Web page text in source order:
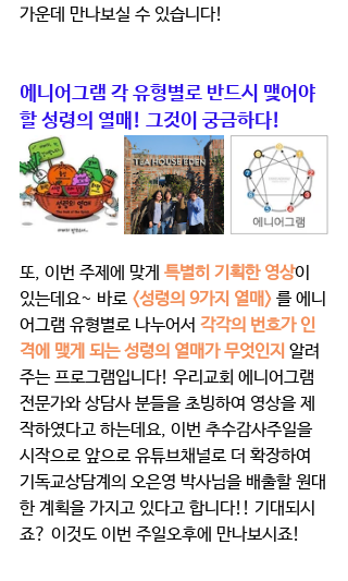
가운데 만나보실 수 있습니다!
에니어그램 각 유형별로 반드시 맺어야
할 성령의 열매! 그것이 궁금하다!
또, 이번 주제에 맞게 특별히 기획한 영상이
있는데요~ 바로 <성령의 9가지 열매> 를 에니
어그램 유형별로 나누어서 각각의 번호가 인
격에 맺게 되는 성령의 열매가 무엇인지 알려
주는 프로그램입니다! 우리교회 에니어그램
전문가와 상담사 분들을 초빙하여 영상을 제
작하였다고 하는데요, 이번 추수감사주일을
시작으로 앞으로 유튜브채널로 더 확장하여
기독교상담계의 오은영 박사님을 배출할 원대
한 계획을 가지고 있다고 합니다!! 기대되시
죠? 이것도 이번 주일오후에 만나보시죠!